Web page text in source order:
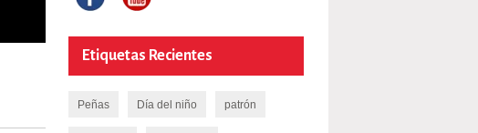
Etiquetas Recientes
Peñas Dí­a del niño patrón